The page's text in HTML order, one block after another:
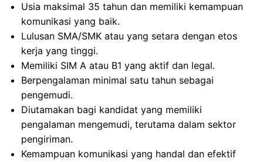
Usia maksimal 35 tahun dan memiliki kemampuan
komunikasi yang baik.
Lulusan SMA/SMK atau yang setara dengan etos
kerja yang tinggi.
Memiliki SIM A atau B1 yang aktif dan legal.
Berpengalaman minimal satu tahun sebagai
pengemudi.
Diutamakan bagi kandidat yang memiliki
pengalaman mengemudi, terutama dalam sektor
pengiriman.
Kemampuan komunikasi yang handal dan efektif